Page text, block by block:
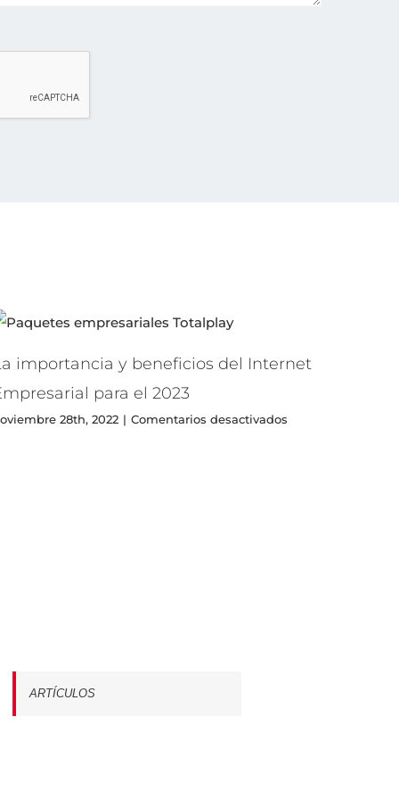
importancia y beneficios del Internet
para el 2023
28th, 2022 | Comentarios desactivados
ARTÍCULOS